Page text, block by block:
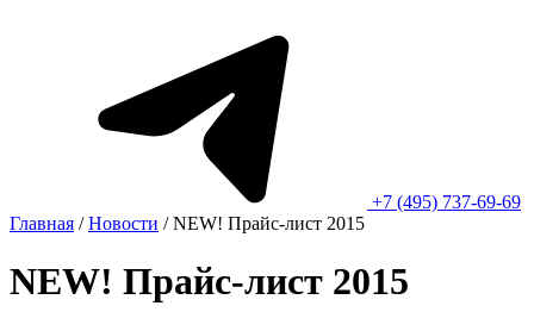
+7 (495) 737-69-69
Главная / Новости / NEW! Прайс-лист 2015
NEW! Прайс-лист 2015